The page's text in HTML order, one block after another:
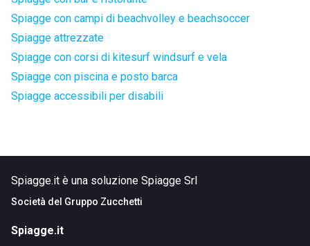
Spiagge con campi di beachvolley e beachsoccer
Spiagge attrezzate
Spiagge con corsi di kitesurf windsurf e vela
Spiagge con piscina e posto barca
Spiagge accessibili per disabili
Spiagge.it è una soluzione Spiagge Srl
Società del Gruppo Zucchetti
Spiagge.it